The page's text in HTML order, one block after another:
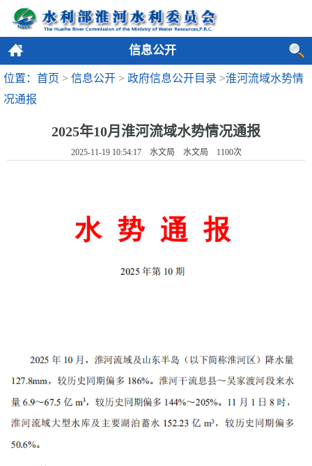
信息公开
位置：首页 > 信息公开 > 政府信息公开目录 >淮河流域水势情
况通报
2025年10月淮河流域水势情况通报
2025-11-19 10:54:17 水文局 水文局 1100次